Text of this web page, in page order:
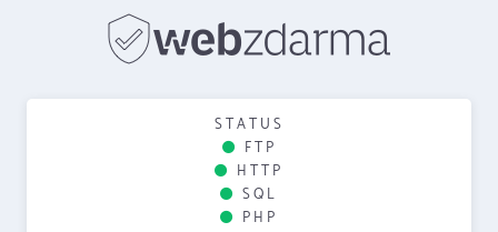
STATUS
FTP
HTTP
SQL
PHP